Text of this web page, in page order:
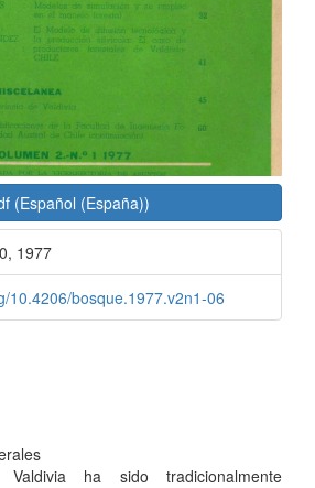
(Español (España))
1977
10.4206/bosque.1977.v2n1-06
ha sido tradicionalmente